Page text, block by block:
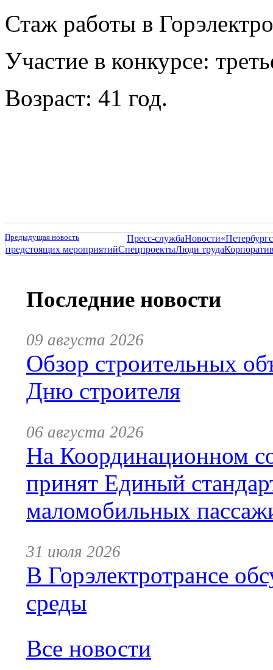
Стаж работы в
Участие в конкурсе:
Возраст: 41 год.
Предыдущая новость Пресс-службаНовости
предстоящих мероприятийСпецпроектыЛюди труда
Последние новости
09 августа 2026
Обзор строительных
Дню строителя
06 августа 2026
На Координационном
принят Единый
маломобильных
31 июля 2026
В Горэлектротрансе
среды
Все новости